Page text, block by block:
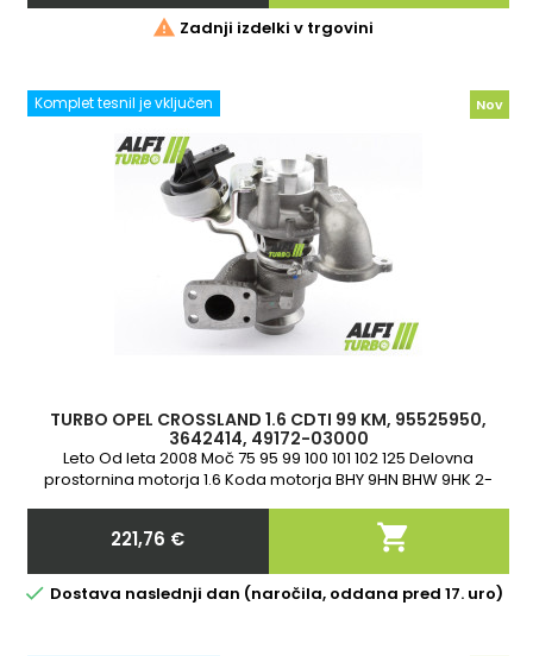
 Zadnji izdelki v trgovini
Komplet tesnil je vključen Nov
TURBO OPEL CROSSLAND 1.6 CDTI 99 KM, 95525950,
3642414, 49172-03000
Leto Od leta 2008 Moč 75 95 99 100 101 102 125 Delovna
prostornina motorja 1.6 Koda motorja BHY 9HN BHW 9HK 2-
Cena
221,76 € 
 Dostava naslednji dan (naročila, oddana pred 17. uro)